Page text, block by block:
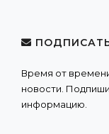
Время от
новости.
информацию.